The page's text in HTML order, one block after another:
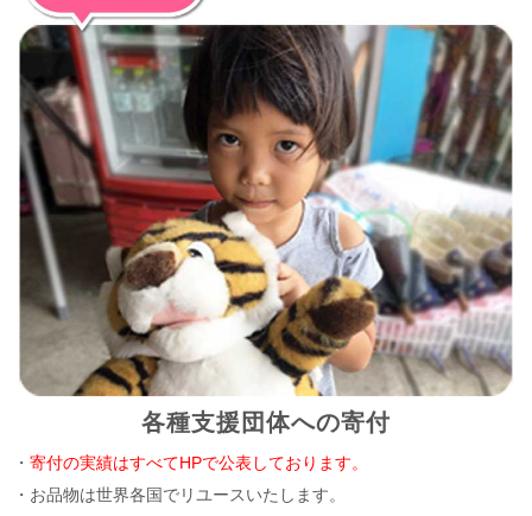
各種支援団体への寄付
・寄付の実績はすべてHPで公表しております。
・お品物は世界各国でリユースいたします。